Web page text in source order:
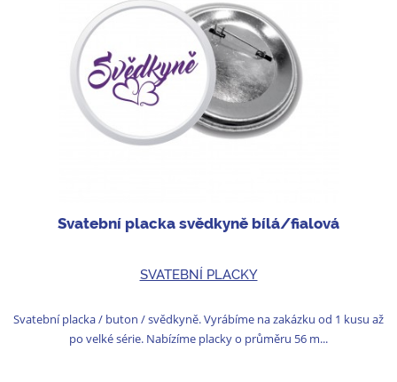
Svatební placka svědkyně bílá/fialová
SVATEBNÍ PLACKY
Svatební placka / buton / svědkyně. Vyrábíme na zakázku od 1 kusu až
po velké série. Nabízíme placky o průměru 56 m...